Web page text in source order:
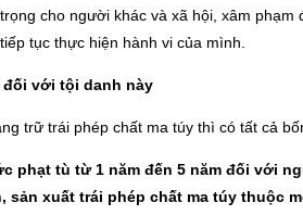
cho người khác và xã hội, xâm
tục thực hiện hành vi của mình.
với tội danh này
trữ trái phép chất ma túy thì có tất cả
phạt tù từ 1 năm đến 5 năm đối với
sản xuất trái phép chất ma túy thuộc